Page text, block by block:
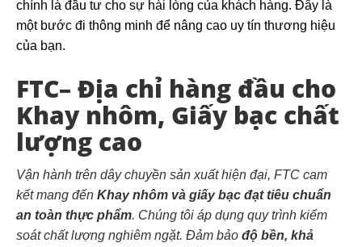
chính là đầu tư cho sự hài lòng của khách hàng. Đây là
một bước đi thông minh để nâng cao uy tín thương hiệu
của bạn.
FTC– Địa chỉ hàng đầu cho
Khay nhôm, Giấy bạc chất
lượng cao
Vận hành trên dây chuyền sản xuất hiện đại, FTC cam
kết mang đến Khay nhôm và giấy bạc đạt tiêu chuẩn
an toàn thực phẩm. Chúng tôi áp dụng quy trình kiểm
soát chất lượng nghiêm ngặt. Đảm bảo độ bền, khả